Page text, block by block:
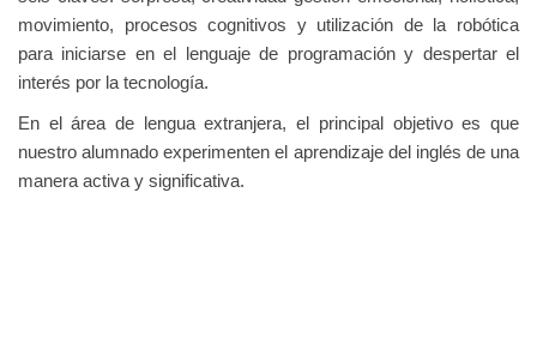
movimiento, procesos cognitivos y utilización de la robótica
para iniciarse en el lenguaje de programación y despertar el
interés por la tecnología.
En el área de lengua extranjera, el principal objetivo es que
nuestro alumnado experimenten el aprendizaje del inglés de una
manera activa y significativa.